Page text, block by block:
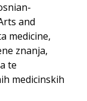
and
medicine,
znanja,
te
medicinskih